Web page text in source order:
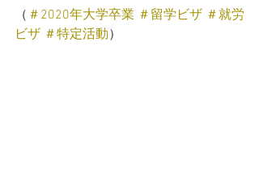
（ ＃2020年大学卒業 ＃留学ビザ ＃就労
ビザ ＃特定活動）